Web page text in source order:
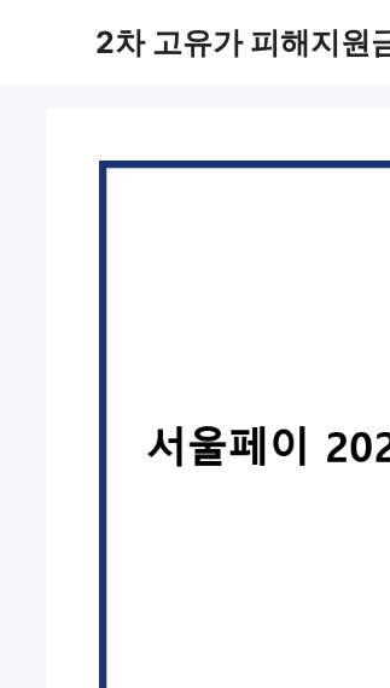
2차 고유가 피해지원